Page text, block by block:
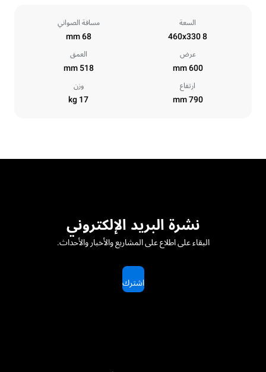
السعة
8 460x330
مسافة الصواني
68 mm
عرض
600 mm
العمق
518 mm
ارتفاع
790 mm
وزن
17 kg
نشرة البريد الإلكتروني
البقاء على اطلاع على المشاريع والأخبار والأحداث.
اشترك